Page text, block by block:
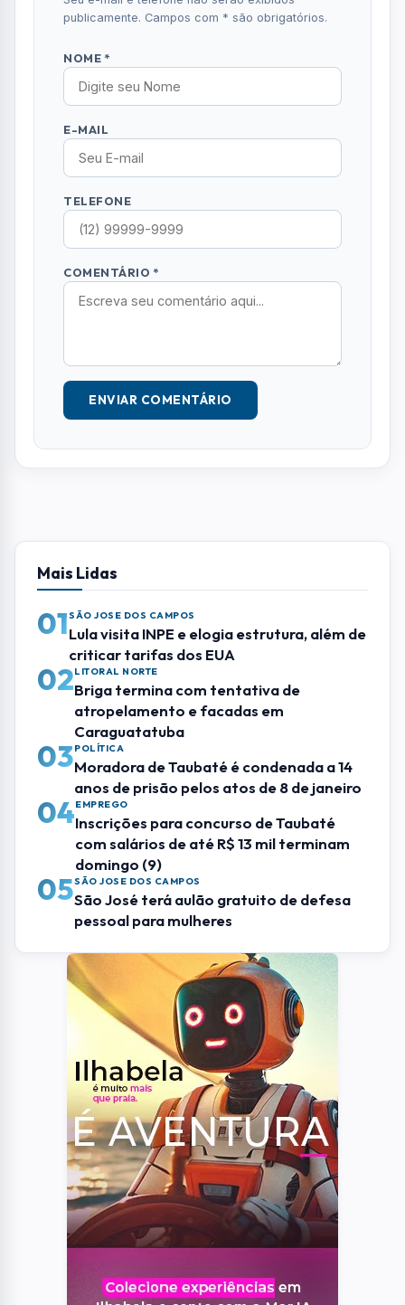
publicamente. Campos com * são obrigatórios.
NOME *
E-MAIL
TELEFONE
COMENTÁRIO *
ENVIAR COMENTÁRIO
Mais Lidas
01SÃO JOSE DOS CAMPOS
Lula visita INPE e elogia estrutura, além de
criticar tarifas dos EUA
02LITORAL NORTE
Briga termina com tentativa de
atropelamento e facadas em
Caraguatatuba
03POLÍTICA
Moradora de Taubaté é condenada a 14
anos de prisão pelos atos de 8 de janeiro
04EMPREGO
Inscrições para concurso de Taubaté
com salários de até R$ 13 mil terminam
domingo (9)
05SÃO JOSE DOS CAMPOS
São José terá aulão gratuito de defesa
pessoal para mulheres